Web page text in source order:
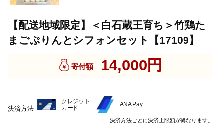
【配送地域限定】＜白石蔵王育ち＞竹鶏た
まごぷりんとシフォンセット【17109】
寄付額 14,000円
決済方法
クレジット
カード
ANA Pay
決済方法ごとに決済上限額が異なります。